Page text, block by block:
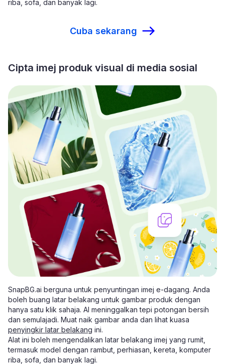
riba, sofa, dan banyak lagi.
Cuba sekarang
Cipta imej produk visual di media sosial
SnapBG.ai berguna untuk penyuntingan imej e-dagang. Anda
boleh buang latar belakang untuk gambar produk dengan
hanya satu klik sahaja. AI meninggalkan tepi potongan bersih
dan semulajadi. Muat naik gambar anda dan lihat kuasa
penyingkir latar belakang ini.
Alat ini boleh mengendalikan latar belakang imej yang rumit,
termasuk model dengan rambut, perhiasan, kereta, komputer
riba, sofa, dan banyak lagi.